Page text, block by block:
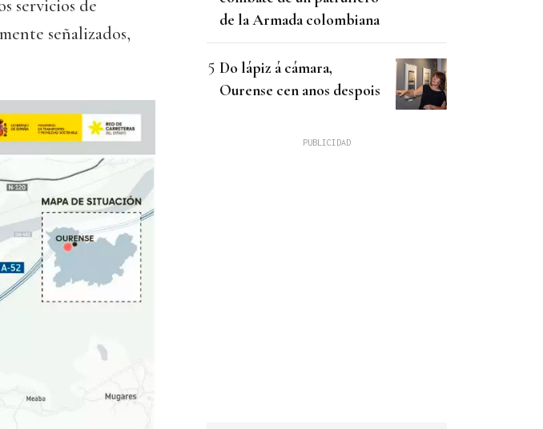
servicios de
señalizados,
de la Armada colombiana
Do lápiz á cámara,
Ourense cen anos despois